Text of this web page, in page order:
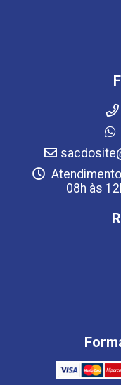
08h às